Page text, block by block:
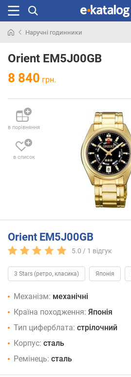
раніше
Наручні годинники
Orient EM5J00GB
8 840 грн.
в порівняння
в список
Orient EM5J00GB
5.0 / 1 відгук
3 Stars (ретро, класика) Японія
Механізм: механічні
Країна походження: Японія
Тип циферблата: стрілочний
Корпус: сталь
Ремінець: сталь